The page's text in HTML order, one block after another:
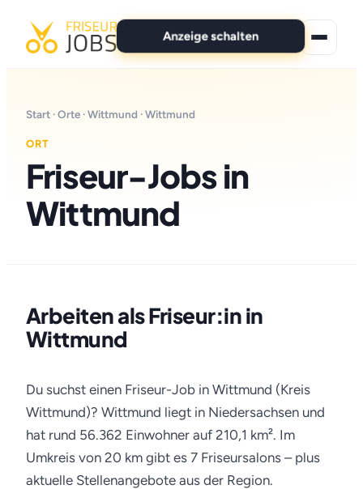
Anzeige schalten
Für Bewerber
Marken
Start ·Orte ·Wittmund · Wittmund
ORT
Friseur-Jobs in
Wittmund
Arbeiten als Friseur:in in
Wittmund
Du suchst einen Friseur-Job in Wittmund (Kreis
Wittmund)? Wittmund liegt in Niedersachsen und
hat rund 56.362 Einwohner auf 210,1 km². Im
Umkreis von 20 km gibt es 7 Friseursalons – plus
aktuelle Stellenangebote aus der Region.